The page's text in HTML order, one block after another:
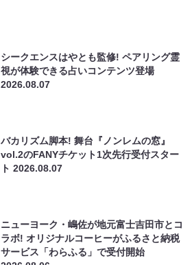
シークエンスはやとも監修! ペアリング霊
視が体験できる占いコンテンツ登場
2026.08.07
バカリズム脚本! 舞台『ノンレムの窓』
vol.2のFANYチケット1次先行受付スター
ト2026.08.07
ニューヨーク・嶋佐が地元富士吉田市とコ
ラボ! オリジナルコーヒーがふるさと納税
サービス「わらふる」で受付開始